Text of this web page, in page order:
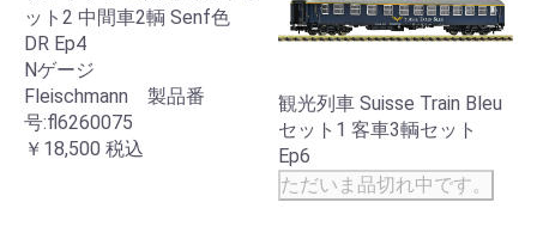
ット2 中間車2輌 Senf色
DR Ep4
Nゲージ
Fleischmann 製品番
号:fl6260075
￥18,500 税込
観光列車 Suisse Train Bleu
セット1 客車3輌セット
Ep6
ただいま品切れ中です。